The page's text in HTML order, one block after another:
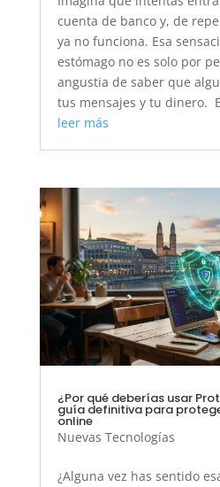
cuenta de banco y, de
ya no funciona. Esa
estómago no es solo por
angustia de saber que
tus mensajes y tu dinero.
leer más
¿Por qué deberías usar
guía definitiva para
online
Nuevas Tecnologías
¿Alguna vez has sentido